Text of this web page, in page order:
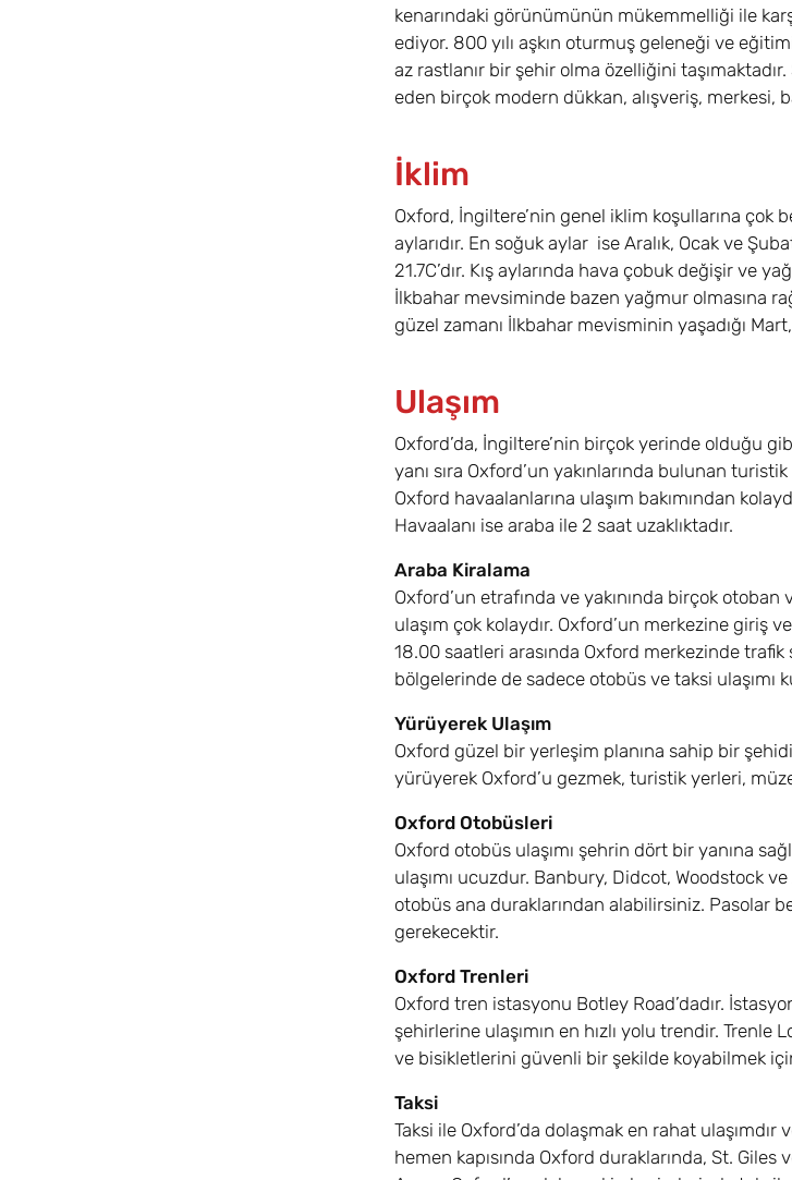
kenarındaki görünümünün mükemmelliği ile
ediyor. 800 yılı aşkın oturmuş geleneği ve
az rastlanır bir şehir olma özelliğini
eden birçok modern dükkan, alışveriş, merkesi,
İklim
Oxford, İngiltere’nin genel iklim koşullarına çok
aylarıdır. En soğuk aylar ise Aralık, Ocak ve
21.7C’dır. Kış aylarında hava çobuk değişir ve
İlkbahar mevsiminde bazen yağmur olmasına
güzel zamanı İlkbahar mevisminin yaşadığı Mart,
Ulaşım
Oxford’da, İngiltere’nin birçok yerinde olduğu
yanı sıra Oxford’un yakınlarında bulunan
Oxford havaalanlarına ulaşım bakımından
Havaalanı ise araba ile 2 saat uzaklıktadır.
Araba Kiralama
Oxford’un etrafında ve yakınında birçok
ulaşım çok kolaydır. Oxford’un merkezine giriş
18.00 saatleri arasında Oxford merkezinde trafik
bölgelerinde de sadece otobüs ve taksi ulaşımı
Yürüyerek Ulaşım
Oxford güzel bir yerleşim planına sahip bir
yürüyerek Oxford’u gezmek, turistik yerleri,
Oxford Otobüsleri
Oxford otobüs ulaşımı şehrin dört bir yanına
ulaşımı ucuzdur. Banbury, Didcot, Woodstock
otobüs ana duraklarından alabilirsiniz. Pasolar
gerekecektir.
Oxford Trenleri
Oxford tren istasyonu Botley Road’dadır.
şehirlerine ulaşımın en hızlı yolu trendir.
ve bisikletlerini güvenli bir şekilde koyabilmek
Taksi
Taksi ile Oxford’da dolaşmak en rahat
hemen kapısında Oxford duraklarında, St.